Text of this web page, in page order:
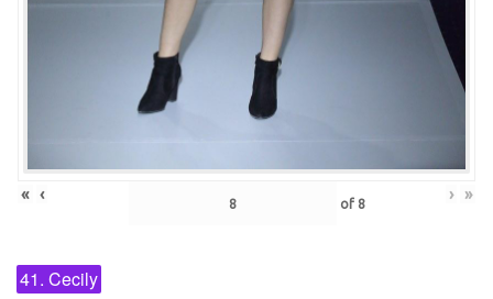
« ‹ of 8 › »
41. Cecily